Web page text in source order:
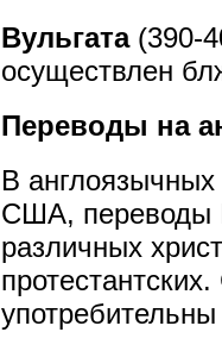
Вульгата(390-
осуществлен
Переводы на
В
США, переводы
различных